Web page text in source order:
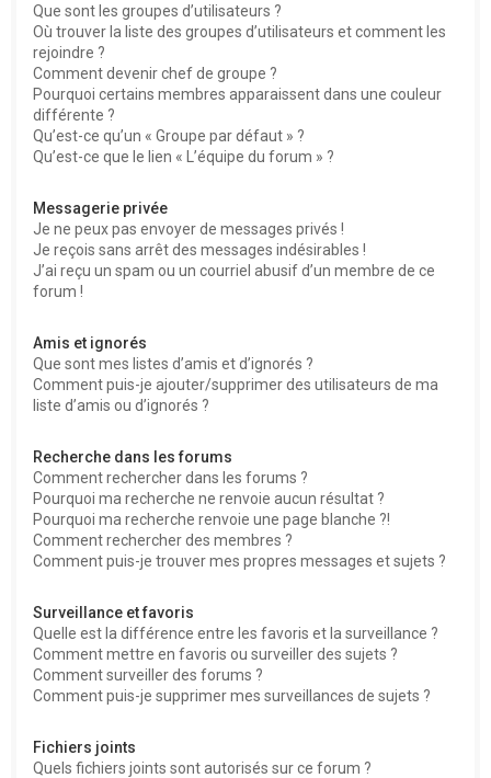
Que sont les groupes d’utilisateurs ?
Où trouver la liste des groupes d’utilisateurs et comment les
rejoindre ?
Comment devenir chef de groupe ?
Pourquoi certains membres apparaissent dans une couleur
différente ?
Qu’est-ce qu’un « Groupe par défaut » ?
Qu’est-ce que le lien « L’équipe du forum » ?
Messagerie privée
Je ne peux pas envoyer de messages privés !
Je reçois sans arrêt des messages indésirables !
J’ai reçu un spam ou un courriel abusif d’un membre de ce
forum !
Amis et ignorés
Que sont mes listes d’amis et d’ignorés ?
Comment puis-je ajouter/supprimer des utilisateurs de ma
liste d’amis ou d’ignorés ?
Recherche dans les forums
Comment rechercher dans les forums ?
Pourquoi ma recherche ne renvoie aucun résultat ?
Pourquoi ma recherche renvoie une page blanche ?!
Comment rechercher des membres ?
Comment puis-je trouver mes propres messages et sujets ?
Surveillance et favoris
Quelle est la différence entre les favoris et la surveillance ?
Comment mettre en favoris ou surveiller des sujets ?
Comment surveiller des forums ?
Comment puis-je supprimer mes surveillances de sujets ?
Fichiers joints
Quels fichiers joints sont autorisés sur ce forum ?